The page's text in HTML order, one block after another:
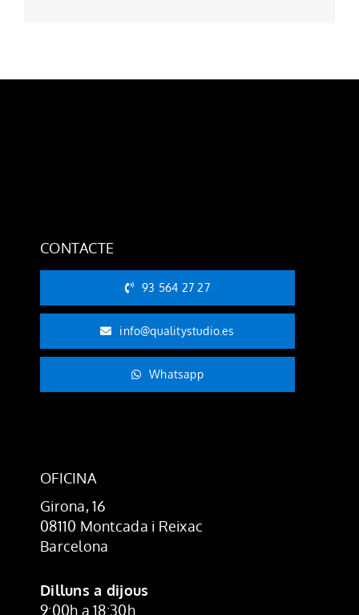
CONTACTE
93 564 27 27
info@qualitystudio.es
Whatsapp
OFICINA
Girona, 16
08110 Montcada i Reixac
Barcelona
Dilluns a dijous
9:00h a 18:30h